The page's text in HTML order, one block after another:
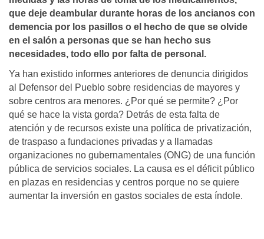
que deje deambular durante horas de los ancianos con
demencia por los pasillos o el hecho de que se olvide
en el salón a personas que se han hecho sus
necesidades, todo ello por falta de personal.
Ya han existido informes anteriores de denuncia dirigidos
al Defensor del Pueblo sobre residencias de mayores y
sobre centros ara menores. ¿Por qué se permite? ¿Por
qué se hace la vista gorda? Detrás de esta falta de
atención y de recursos existe una política de privatización,
de traspaso a fundaciones privadas y a llamadas
organizaciones no gubernamentales (ONG) de una función
pública de servicios sociales. La causa es el déficit público
en plazas en residencias y centros porque no se quiere
aumentar la inversión en gastos sociales de esta índole.